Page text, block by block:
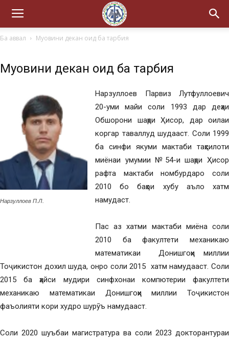
Ба аввал Муовини декан оид ба тарбия
Муовини декан оид ба тарбия
Нарзуллоев П.Л.
Нарзуллоев Парвиз Лутфуллоевич
20-уми майи соли 1993 дар деҳаи
Обшорони шаҳри Ҳисор, дар оилаи
коргар таваллуд шудааст. Соли 1999
ба синфи якуми мактаби таҳсилоти
миёнаи умумии №54-и шаҳри Ҳисор
рафта мактаби номбурдаро соли
2010 бо баҳои хубу аъло хатм
намудаст.
Пас аз хатми мактаби миёна соли
2010 ба факултети механикаю
математикаи Донишгоҳи миллии
Тоҷикистон дохил шуда, онро соли 2015 хатм намудааст. Соли
2015 ба ҳайси мудири синфхонаи компютерии факултети
механикаю математикаи Донишгоҳи миллии Тоҷикистон
фаъолияти кори худро шурӯъ намудааст.
Соли 2020 шуъбаи магистратура ва соли 2023 докторантураи